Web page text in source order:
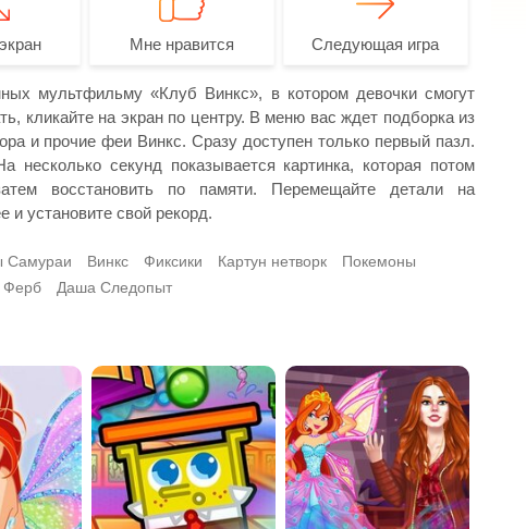
Мне нравится Следующая игра
мультфильму «Клуб Винкс», в котором девочки смогут
кликайте на экран по центру. В меню вас ждет подборка из
и прочие феи Винкс. Сразу доступен только первый пазл.
секунд показывается картинка, которая потом
восстановить по памяти. Перемещайте детали на
и установите свой рекорд.
Самураи Винкс Фиксики Картун нетворк
Покемоны
Ферб Даша Следопыт